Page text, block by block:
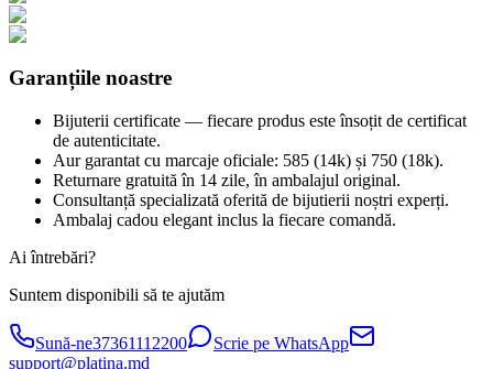
Garanțiile noastre
Bijuterii certificate — fiecare produs este însoțit de certificat
de autenticitate.
Aur garantat cu marcaje oficiale: 585 (14k) și 750 (18k).
Returnare gratuită în 14 zile, în ambalajul original.
Consultanță specializată oferită de bijutierii noștri experți.
Ambalaj cadou elegant inclus la fiecare comandă.
Ai întrebări?
Suntem disponibili să te ajutăm
Sună-ne37361112200
Scrie pe WhatsApp
support@platina.md